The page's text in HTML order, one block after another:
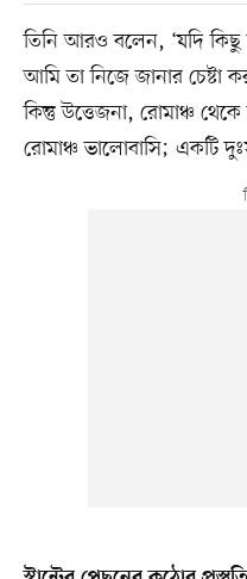
তিনি আরও বলেন, ‘যদি কিছু
আমি তা নিজে জানার
কিন্তু উত্তেজনা, রোমাঞ্চ
রোমাঞ্চ ভালোবাসি; একটি